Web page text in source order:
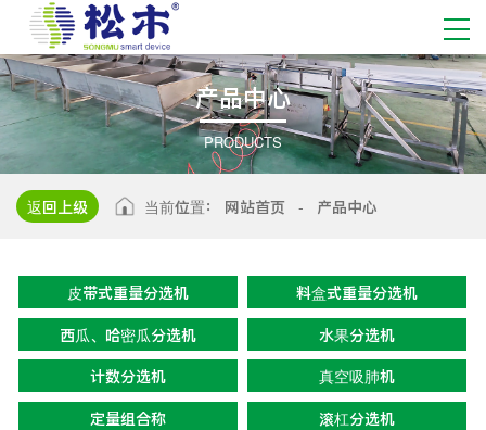
产品中心
PRODUCTS
返回上级 当前位置： 网站首页 - 产品中心
皮带式重量分选机
料盒式重量分选机
西瓜、哈密瓜分选机
水果分选机
计数分选机
真空吸肺机
定量组合称
滚杠分选机